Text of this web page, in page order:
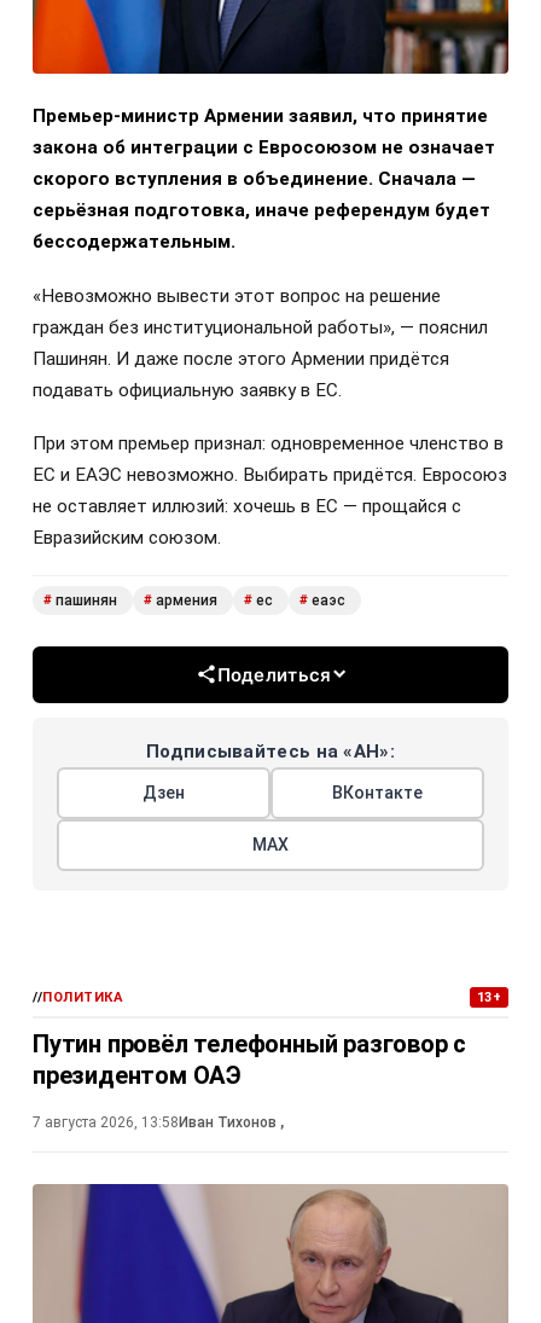
Премьер-министр Армении заявил, что принятие
закона об интеграции с Евросоюзом не означает
скорого вступления в объединение. Сначала —
серьёзная подготовка, иначе референдум будет
бессодержательным.
«Невозможно вывести этот вопрос на решение
граждан без институциональной работы», — пояснил
Пашинян. И даже после этого Армении придётся
подавать официальную заявку в ЕС.
При этом премьер признал: одновременное членство в
ЕС и ЕАЭС невозможно. Выбирать придётся. Евросоюз
не оставляет иллюзий: хочешь в ЕС — прощайся с
Евразийским союзом.
# пашинян # армения # ес # еаэс
Поделиться
Подписывайтесь на «АН»:
Дзен ВКонтакте
МАХ
//ПОЛИТИКА 13+
Путин провёл телефонный разговор с
президентом ОАЭ
7 августа 2026, 13:58 Иван Тихонов ,